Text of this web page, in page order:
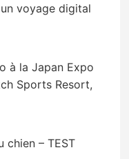
voyage digital
à la Japan Expo
Sports Resort,
chien – TEST